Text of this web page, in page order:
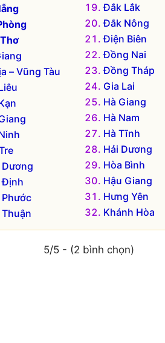
– Vũng Tàu
Dương
Định
Phước
Đắk Lắk
Đắk Nông
Điện Biên
Đồng Nai
Đồng Tháp
Gia Lai
Hà Giang
Hà Nam
Hà Tĩnh
Hải Dương
Hòa Bình
Hậu Giang
Hưng Yên
Khánh Hòa
5/5 - (2 bình chọn)